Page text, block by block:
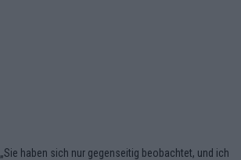
„Sie haben sich nur gegenseitig beobachtet, und ich